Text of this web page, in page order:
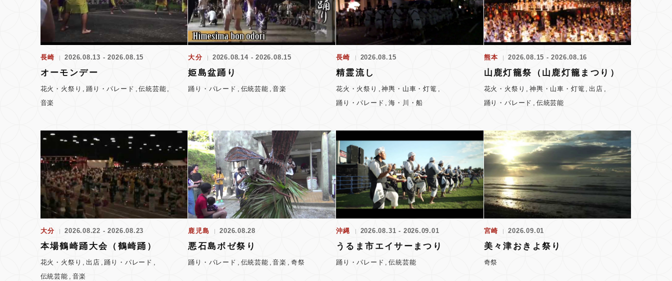
長崎 2026.08.13 - 2026.08.15
オーモンデー
花火・火祭り 踊り・パレード
伝統芸能
音楽
大分 2026.08.14 - 2026.08.15
姫島盆踊り
踊り・パレード 伝統芸能 音楽
長崎 2026.08.15
精霊流し
花火・火祭り
神輿・山車・灯篭
踊り・パレード
海・川・船
熊本 2026.08.15 - 2026.08.16
山鹿灯籠祭（山鹿灯籠まつり）
花火・火祭り 神輿・山車・灯篭
出店
踊り・パレード
伝統芸能
大分 2026.08.22 - 2026.08.23
本場鶴崎踊大会（鶴崎踊）
花火・火祭り 出店
踊り・パレード
伝統芸能
音楽
鹿児島 2026.08.28
悪石島ボゼ祭り
踊り・パレード 伝統芸能 音楽 奇祭
沖縄 2026.08.31 - 2026.09.01
うるま市エイサーまつり
踊り・パレード 伝統芸能
宮崎 2026.09.01
美々津おきよ祭り
奇祭